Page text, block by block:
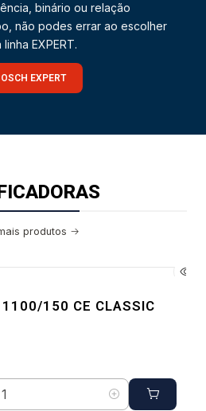
binário ou relação
não podes errar ao escolher
EXPERT.
EXPERT
produtos
1100/150 CE CLASSIC